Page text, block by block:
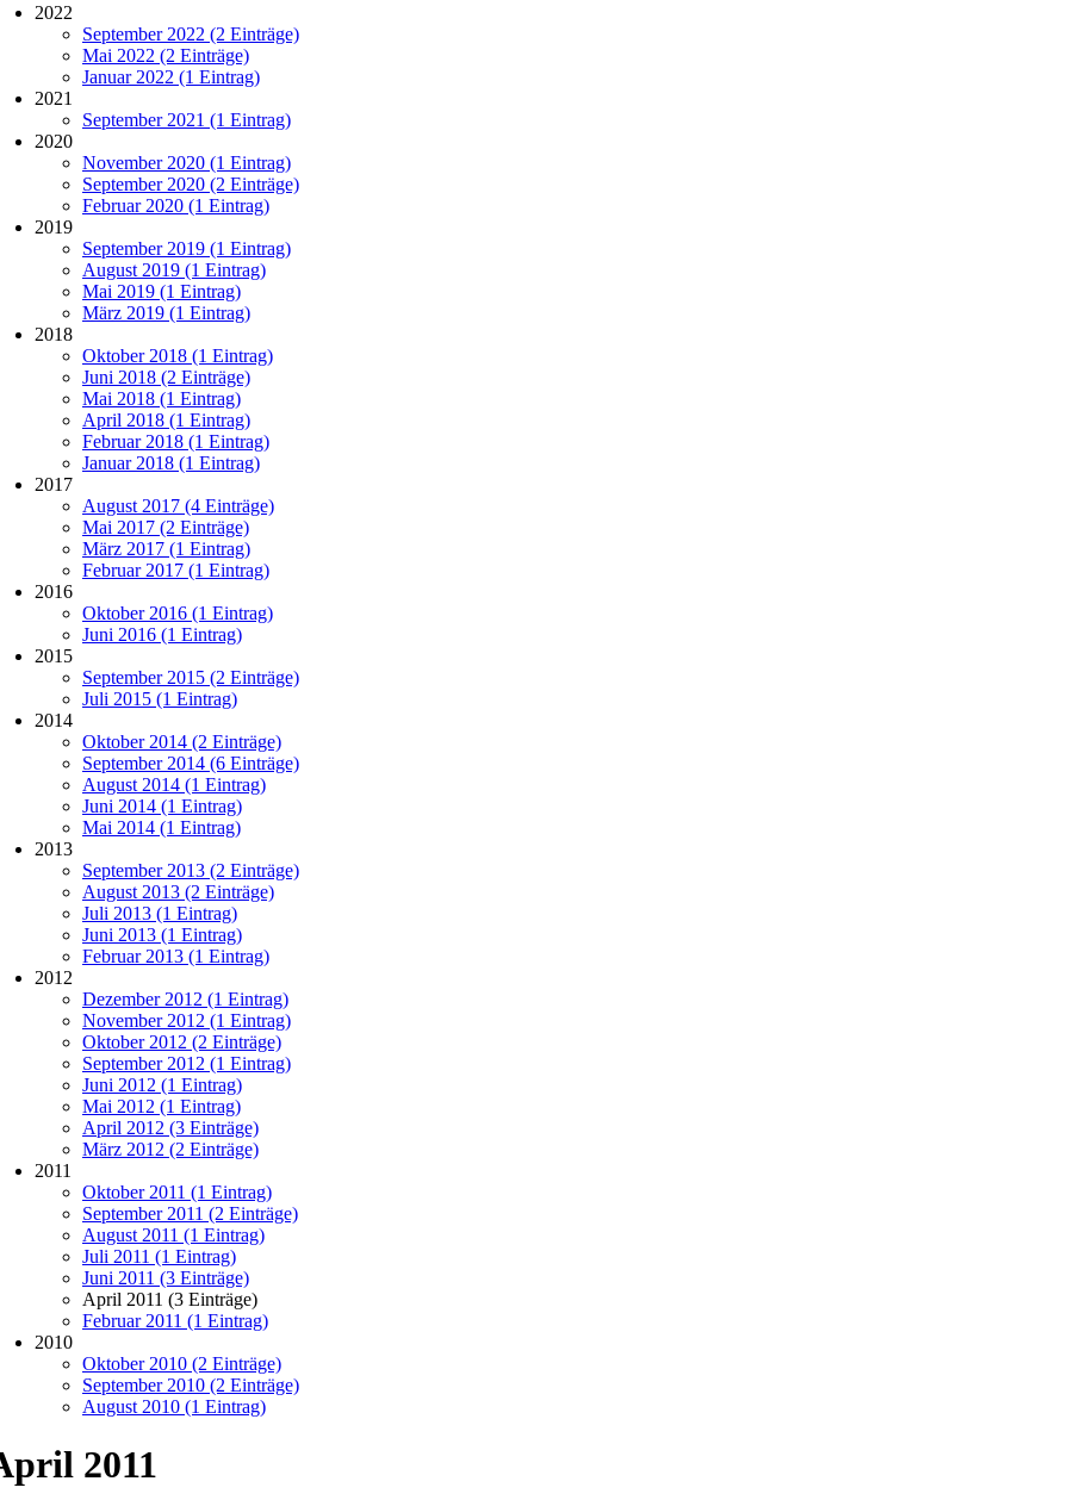
2022
September 2022 (2 Einträge)
Mai 2022 (2 Einträge)
Januar 2022 (1 Eintrag)
2021
September 2021 (1 Eintrag)
2020
November 2020 (1 Eintrag)
September 2020 (2 Einträge)
Februar 2020 (1 Eintrag)
2019
September 2019 (1 Eintrag)
August 2019 (1 Eintrag)
Mai 2019 (1 Eintrag)
März 2019 (1 Eintrag)
2018
Oktober 2018 (1 Eintrag)
Juni 2018 (2 Einträge)
Mai 2018 (1 Eintrag)
April 2018 (1 Eintrag)
Februar 2018 (1 Eintrag)
Januar 2018 (1 Eintrag)
2017
August 2017 (4 Einträge)
Mai 2017 (2 Einträge)
März 2017 (1 Eintrag)
Februar 2017 (1 Eintrag)
2016
Oktober 2016 (1 Eintrag)
Juni 2016 (1 Eintrag)
2015
September 2015 (2 Einträge)
Juli 2015 (1 Eintrag)
2014
Oktober 2014 (2 Einträge)
September 2014 (6 Einträge)
August 2014 (1 Eintrag)
Juni 2014 (1 Eintrag)
Mai 2014 (1 Eintrag)
2013
September 2013 (2 Einträge)
August 2013 (2 Einträge)
Juli 2013 (1 Eintrag)
Juni 2013 (1 Eintrag)
Februar 2013 (1 Eintrag)
2012
Dezember 2012 (1 Eintrag)
November 2012 (1 Eintrag)
Oktober 2012 (2 Einträge)
September 2012 (1 Eintrag)
Juni 2012 (1 Eintrag)
Mai 2012 (1 Eintrag)
April 2012 (3 Einträge)
März 2012 (2 Einträge)
2011
Oktober 2011 (1 Eintrag)
September 2011 (2 Einträge)
August 2011 (1 Eintrag)
Juli 2011 (1 Eintrag)
Juni 2011 (3 Einträge)
April 2011 (3 Einträge)
Februar 2011 (1 Eintrag)
2010
Oktober 2010 (2 Einträge)
September 2010 (2 Einträge)
August 2010 (1 Eintrag)
2011